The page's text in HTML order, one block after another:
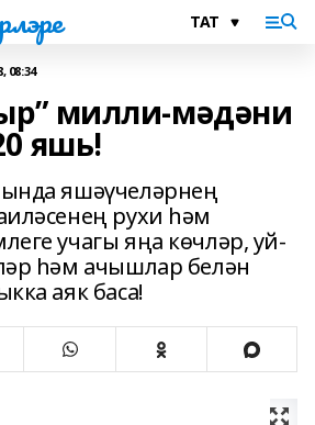
08:34
милли-мәдәни
яшь!
яшәүчеләрнең
рухи һәм
учагы яңа көчләр, уй-
һәм ачышлар белән
аяк баса!